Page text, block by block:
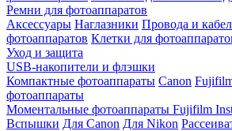
Ремни для фотоаппаратов
Аксессуары Наглазники Провода и
фотоаппаратов Клетки для
Уход и защита
USB-накопители и флэшки
Компактные фотоаппараты Canon
фотоаппараты
Моментальные фотоаппараты Fujifilm
Вспышки Для Canon Для Nikon